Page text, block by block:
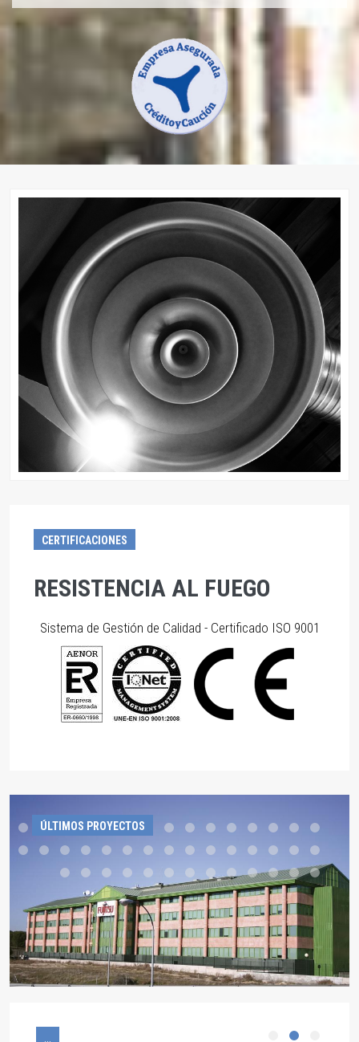
CERTIFICACIONES
RESISTENCIA AL FUEGO
Sistema de Gestión de Calidad - Certificado ISO 9001
ÚLTIMOS PROYECTOS